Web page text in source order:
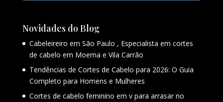
Novidades do Blog
Cabeleireiro em São Paulo , Especialista em cortes
de cabelo em Moema e Vila Carrão
Tendências de Cortes de Cabelo para 2026: O Guia
Completo para Homens e Mulheres
Cortes de cabelo feminino em v para arrasar no